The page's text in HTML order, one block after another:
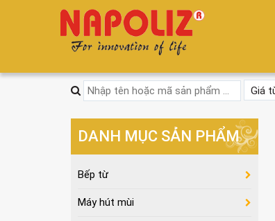
DANH MỤC SẢN PHẨM
Bếp từ
Máy hút mùi